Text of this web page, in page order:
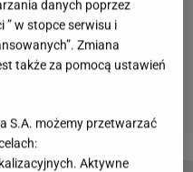
danych poprzez
” w stopce serwisu i
Zmiana
także za pomocą ustawień
S.A. możemy przetwarzać
Aktywne